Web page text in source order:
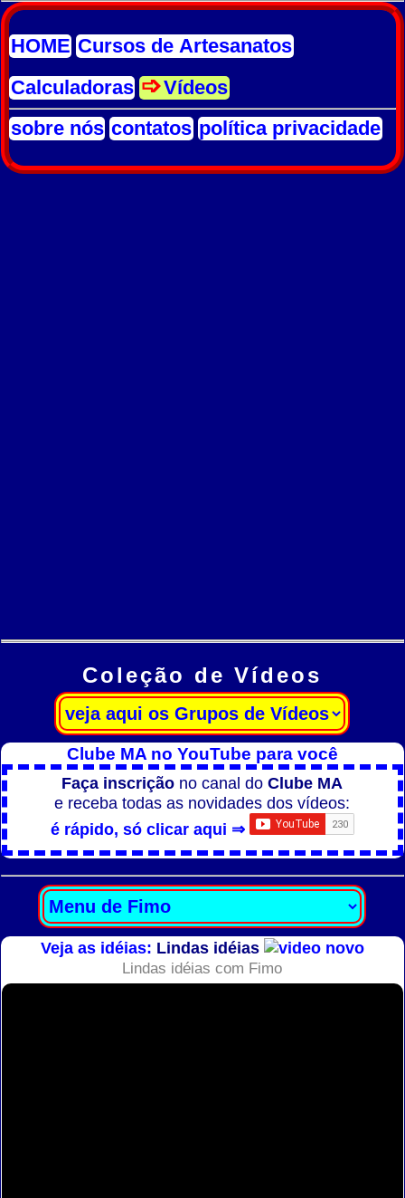
HOME Cursos de Artesanatos
Calculadoras
Vídeos
sobre nós contatos política privacidade
Coleção de Vídeos
Clube MA no YouTube para você
Faça inscrição no canal doClube MA
e receba todas as novidades dos vídeos:
é rápido, só clicar aqui ⇒
Veja as idéias: Lindas idéias
Lindas idéias com Fimo